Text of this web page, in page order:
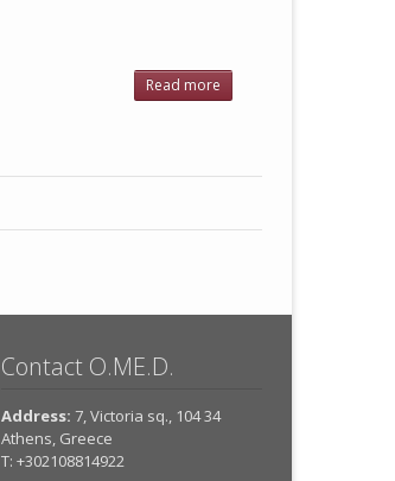
Read more
ΚΤΕΛ 2005
Contact O.ME.D.
Address: 7, Victoria sq., 104 34
Athens, Greece
Τ: +302108814922